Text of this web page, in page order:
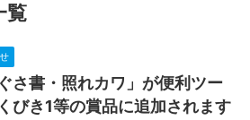
覧
ぐさ書・照れカワ」が便利ツー
びき1等の賞品に追加されます